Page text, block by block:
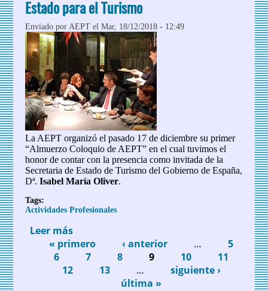
Estado para el Turismo
Enviado porAEPT el Mar, 18/12/2018 - 12:49
La AEPT organizó el pasado 17 de diciembre su primer
“Almuerzo Coloquio de AEPT” en el cual tuvimos el
honor de contar con la presencia como invitada de la
Secretaria de Estado de Turismo del Gobierno de España,
Dª.Isabel María Oliver.
Tags:
Actividades Profesionales
Leer más
Secretaria de Estado para el Turismo
Páginas
« primero ‹ anterior …
5
6
7 8 9 10
11
12
13 …
siguiente ›
última »